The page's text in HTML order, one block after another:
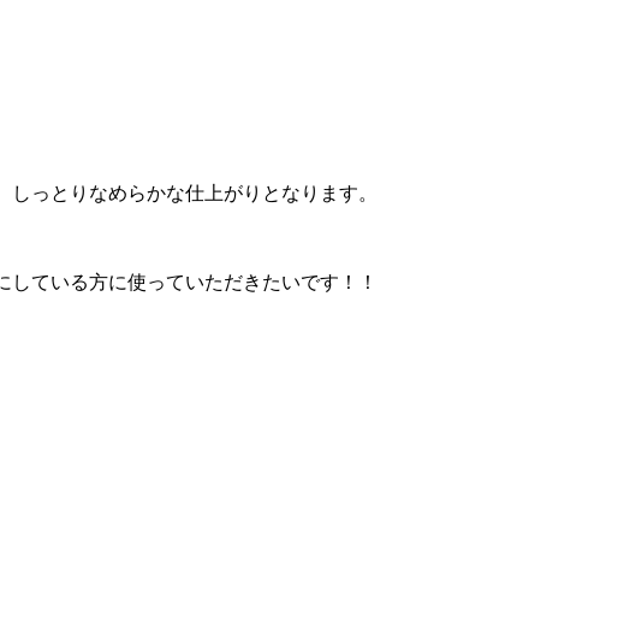
っとりなめらかな仕上がりとなります。
ている方に使っていただきたいです！！